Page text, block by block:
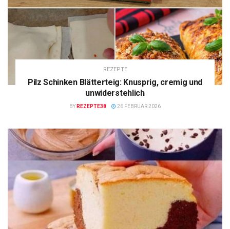
REZEPTE
Pilz Schinken Blätterteig: Knusprig, cremig und
unwiderstehlich
BY REZEPTE38 26 FEBRUAR 2026